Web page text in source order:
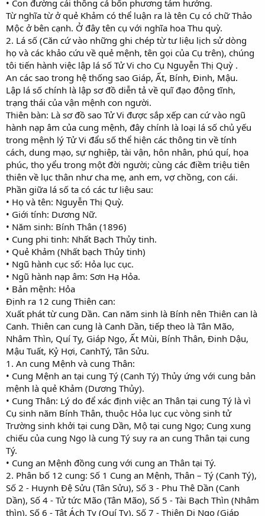
• Con đường cái thông cả bốn phương tám hướng.
Từ nghĩa từ ở quẻ Khảm có thể luận ra là tên Cụ có chữ Thảo
Mộc ở bên cạnh. Ở đây tên cụ với nghĩa hoa Thu quỳ.
2. Lá số (Căn cứ vào những ghi chép từ tư liệu lịch sử dòng
họ và các khảo cứu về quẻ mệnh, tên gọi của Cụ trên), chúng
tôi tiến hành việc lập lá số Tử Vi cho Cụ Nguyễn Thị Quỳ .
An các sao trong hệ thống sao Giáp, Ất, Bính, Đinh, Mậu.
Lập lá số chính là lập sơ đồ diễn tả về quĩ đạo động tĩnh,
trạng thái của vận mệnh con người.
Thiên bàn: Là sơ đồ sao Tử Vi được sắp xếp can cứ vào ngũ
hành nạp âm của cung mệnh, đây chính là loại lá số chủ yếu
trong mệnh lý Tử Vi đẩu số thể hiện các thông tin về tính
cách, dung mạo, sự nghiệp, tài vận, hôn nhân, phú quí, họa
phúc, thọ yểu trong một đời người; cùng các điềm triệu tiên
thiên về lục thân như cha mẹ, anh em, vợ chồng, con cái.
Phần giữa lá số ta có các tư liệu sau:
• Họ và tên: Nguyễn Thị Quỳ.
• Giới tính: Dương Nữ.
• Năm sinh: Bính Thân (1896)
• Cung phi tinh: Nhất Bạch Thủy tinh.
• Quẻ Khảm (Nhất bạch Thủy tinh)
• Ngũ hành cục số: Hỏa lục cục.
• Ngũ hành nạp âm: Sơn Hạ Hỏa.
• Bản mệnh: Hỏa
Định ra 12 cung Thiên can:
Xuất phát từ cung Dần. Can năm sinh là Bính nên Thiên can là
Canh. Thiên can cung là Canh Dần, tiếp theo là Tân Mão,
Nhâm Thìn, Quí Tỵ, Giáp Ngọ, Ất Mùi, Bính Thân, Đinh Dậu,
Mậu Tuất, Kỷ Hợi, CanhTý, Tân Sửu.
1. An cung Mệnh và cung Thân:
• Cung Mệnh an tại cung Tý (Canh Tý) Thủy ứng với cung bản
mệnh là quẻ Khảm (Dương Thủy).
• Cung Thân: Lý do để xác định việc an Thân tại cung Tý là vì
Cụ sinh năm Bính Thân, thuộc Hỏa lục cục vòng sinh tử
Trường sinh khởi tại cung Dần, Mộ tại cung Ngọ; Cung xung
chiếu của cung Ngọ là cung Tý suy ra an cung Thân tại cung
Tý.
• Cung an Mệnh đồng cung với cung an Thân tại Tý.
2. Phân bố 12 cung: Số 1 Cung an Mệnh, Thân – Tý (Canh Tý),
Số 2 - Huynh Đệ Sửu (Tân Sửu), Số 3 - Phu Thê Dần (Canh
Dần), Số 4 - Tử tức Mão (Tân Mão), Số 5 - Tài Bạch Thìn (Nhâm
thìn), Số 6 - Tật Ách Tỵ (Quí Tỵ), Số 7 - Thiên Di Ngọ (Giáp